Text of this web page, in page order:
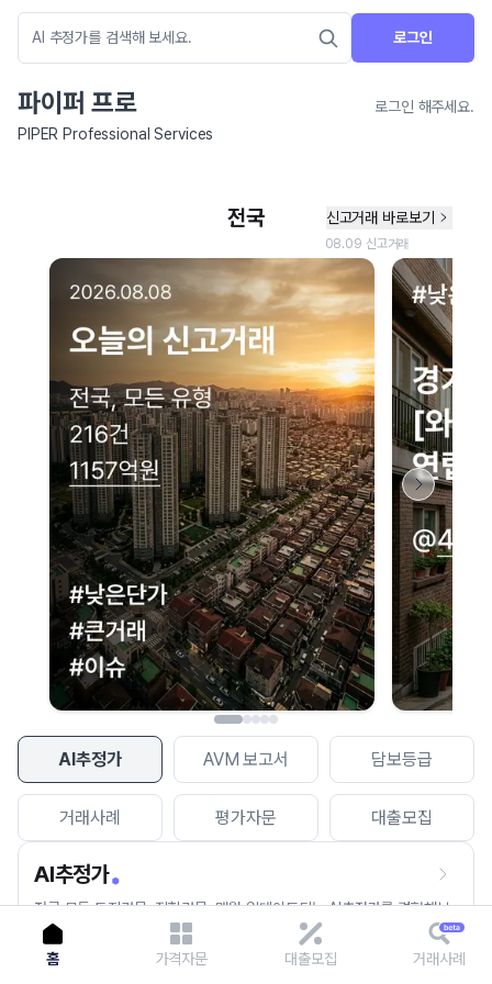
로그인
파이퍼 프로
로그인 해주세요.
PIPER Professional Services
AI추정가 AVM 보고서 담보등급
거래사례 평가자문 대출모집
AI추정가
전국 모든 토지건물, 집합건물, 매월 업데이트되는 AI추정가를 경험해보
세요.
네이버 지도 연결 안내
현재 네이버 지도 연결이 원활하지 않아 지도를 불러올 수 없습니다.
이용에 불편을 드려 죄송합니다.
다시 시도
홈 가격자문 대출모집 거래사례